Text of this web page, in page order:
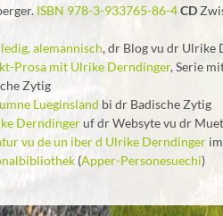
ISBN 978-3-933765-86-4CD
ledig, alemannisch, dr Blog vu dr Ulrike
Prosa mit Ulrike Derndinger, Serie
Zytig
Lueginsland bi dr Badische Zytig
Derndingeruf dr Websyte vu dr
vu de un iber d Ulrike Derndinger
(Apper-Personesuechi)